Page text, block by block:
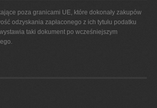
poza granicami UE, które dokonały zakupów
odzyskania zapłaconego z ich tytułu podatku
taki dokument po wcześniejszym